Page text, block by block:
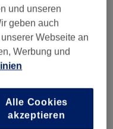
ab 10 €
und unseren
geben auch
Webseite an
Werbung und
Alle Cookies
akzeptieren